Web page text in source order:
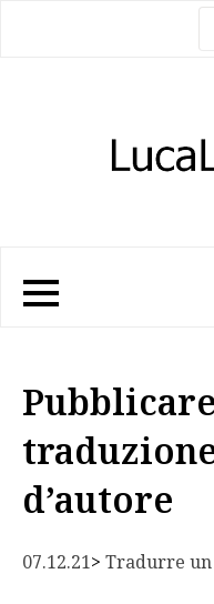
d’autore
07.12.21> Tradurre